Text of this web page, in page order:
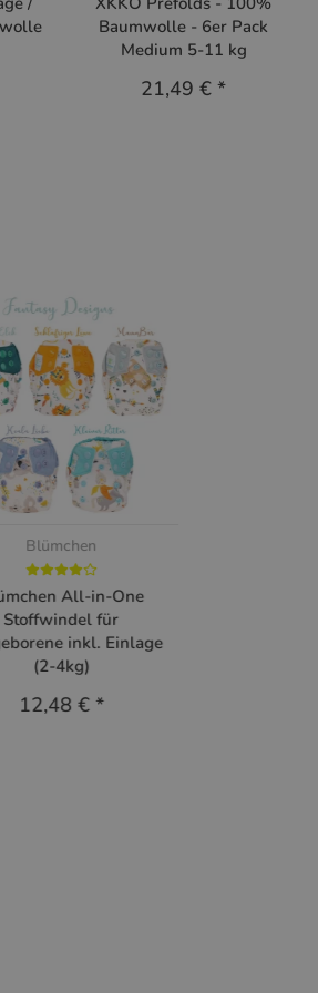
Baumwolle - 6er Pack
Medium 5-11 kg
21,49 €*
Blümchen
All-in-One
Stoffwindel für
inkl. Einlage
(2-4kg)
12,48 €*